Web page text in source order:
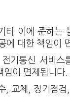
이에 준하는
에 대한 책임이
기통신 서비스
이 면제됩니다.
, 교체, 정기점